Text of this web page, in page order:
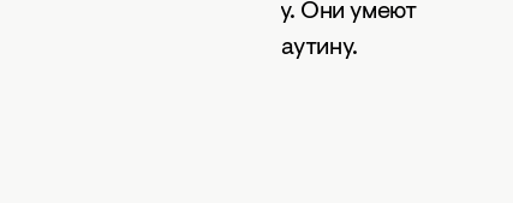
всего ценят свободу. Они умеют
пауки искусно плетут паутину.